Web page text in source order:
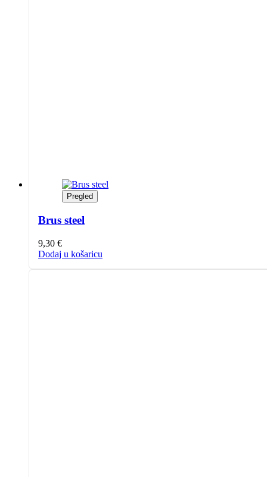
Pregled
Brus steel
9,30 €
Dodaj u košaricu